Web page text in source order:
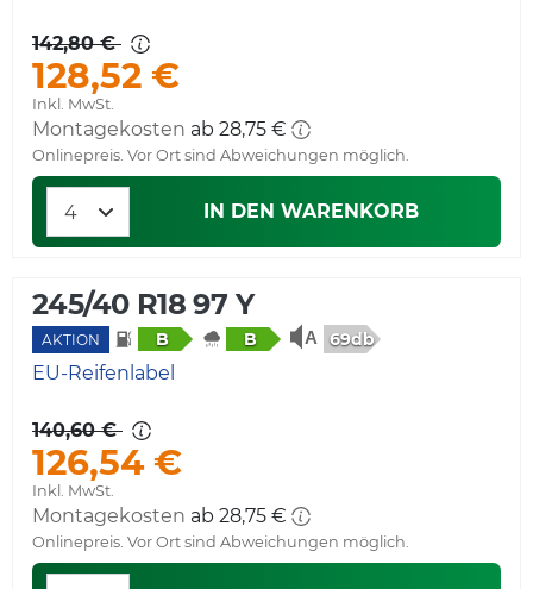
142,80 €
128,52 €
Inkl. MwSt.
Montagekosten ab 28,75 €
Onlinepreis. Vor Ort sind Abweichungen möglich.
IN DEN WARENKORB
245/40 R18 97 Y
AKTION B B 69db
EU-Reifenlabel
140,60 €
126,54 €
Inkl. MwSt.
Montagekosten ab 28,75 €
Onlinepreis. Vor Ort sind Abweichungen möglich.